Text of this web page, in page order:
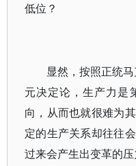
低位？
显然，按照正统
元决定论，生产力是
向，从而也就很难为
定的生产关系却往往
过来会产生出变革的